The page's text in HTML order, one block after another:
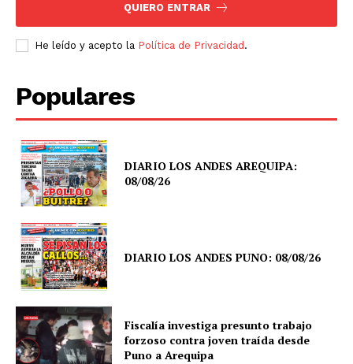
QUIERO ENTRAR
He leído y acepto la Política de Privacidad.
Populares
DIARIO LOS ANDES AREQUIPA:
08/08/26
DIARIO LOS ANDES PUNO: 08/08/26
Fiscalía investiga presunto trabajo
forzoso contra joven traída desde
Puno a Arequipa